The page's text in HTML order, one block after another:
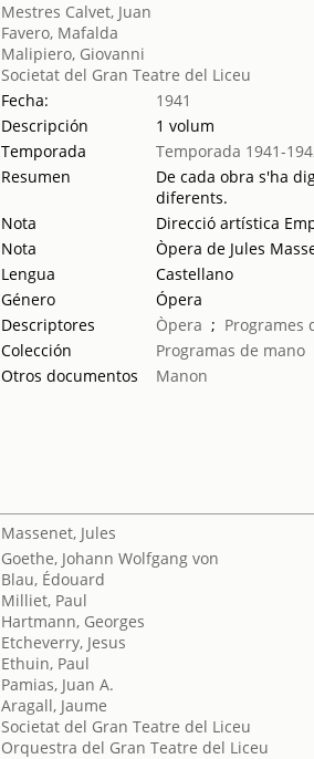
Mestres Calvet, Juan
Favero, Mafalda
Malipiero, Giovanni
Societat del Gran Teatre del Liceu
Fecha:
1941
Descripción
1 volum
Temporada
Temporada 1941-
Resumen
De cada obra s'ha
diferents.
Nota
Direcció artística
Nota
Òpera de Jules
Lengua
Castellano
Género
Ópera
Descriptores
Òpera ; Programes
Colección
Programas de mano
Otros documentos
Manon
Massenet, Jules
Goethe, Johann Wolfgang von
Blau, Édouard
Milliet, Paul
Hartmann, Georges
Etcheverry, Jesus
Ethuin, Paul
Pamias, Juan A.
Aragall, Jaume
Societat del Gran Teatre del Liceu
Orquestra del Gran Teatre del Liceu